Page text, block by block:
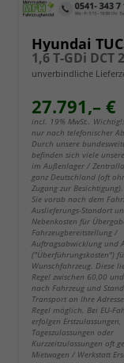
Hyundai
1,6 T-GDi DCT
unverbindliche
27.791,– €
incl. 19% MwSt..
nur nach telefonischer
Durch unsere
befinden sich viele
im Außenlager /
ganz Deutschland (oft
Zugang zur
Sie vorab nach dem
Auslieferungs-Standort
Nebenkosten für
Fahrzeugbereitstellung /
Auftragsabwicklung und
("Überführungskosten")
Wunschfahrzeug. Diese
Regel zwischen 60,00
nach Fahrzeug und
Transport an Ihre
Regel möglich. Bei EU-
erfolgen Erstzulassungen,
Tageszulassungen oder
Kurzzeitzulassungen oft
Mietwagen / Werkstatt